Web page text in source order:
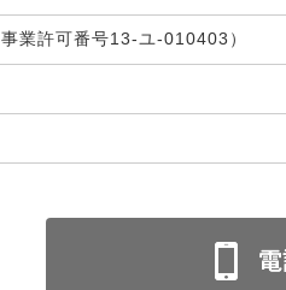
業許可番号13-ユ-010403）